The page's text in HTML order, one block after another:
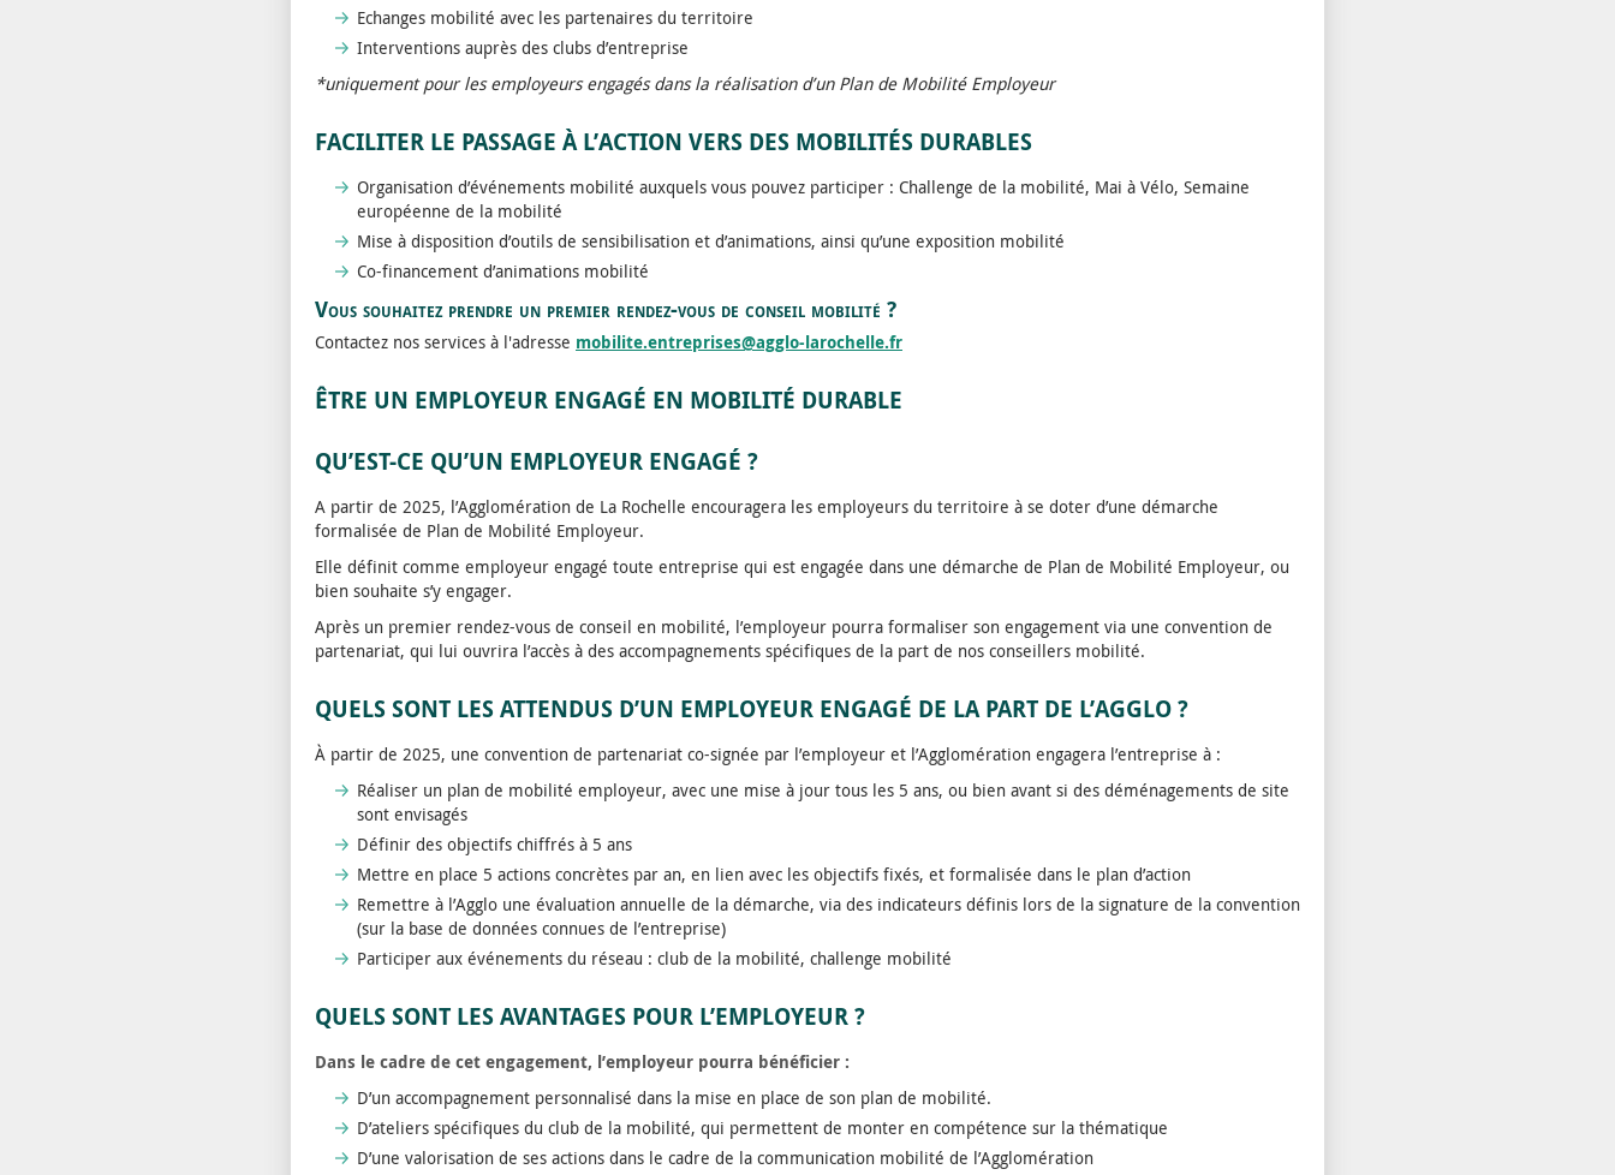
Echanges mobilité avec les partenaires du territoire
Interventions auprès des clubs d’entreprise
*uniquement pour les employeurs engagés dans la réalisation d’un Plan de Mobilité Employeur
FACILITER LE PASSAGE À L’ACTION VERS DES MOBILITÉS DURABLES
Organisation d’événements mobilité auxquels vous pouvez participer : Challenge de la mobilité, Mai à Vélo, Semaine
européenne de la mobilité
Mise à disposition d’outils de sensibilisation et d’animations, ainsi qu’une exposition mobilité
Co-financement d’animations mobilité
Vous souhaitez prendre un premier rendez-vous de conseil mobilité ?
Contactez nos services à l'adresse mobilite.entreprises@agglo-larochelle.fr
ÊTRE UN EMPLOYEUR ENGAGÉ EN MOBILITÉ DURABLE
QU’EST-CE QU’UN EMPLOYEUR ENGAGÉ ?
A partir de 2025, l’Agglomération de La Rochelle encouragera les employeurs du territoire à se doter d’une démarche
formalisée de Plan de Mobilité Employeur.
Elle définit comme employeur engagé toute entreprise qui est engagée dans une démarche de Plan de Mobilité Employeur, ou
bien souhaite s’y engager.
Après un premier rendez-vous de conseil en mobilité, l’employeur pourra formaliser son engagement via une convention de
partenariat, qui lui ouvrira l’accès à des accompagnements spécifiques de la part de nos conseillers mobilité.
QUELS SONT LES ATTENDUS D’UN EMPLOYEUR ENGAGÉ DE LA PART DE L’AGGLO ?
À partir de 2025, une convention de partenariat co-signée par l’employeur et l’Agglomération engagera l’entreprise à :
Réaliser un plan de mobilité employeur, avec une mise à jour tous les 5 ans, ou bien avant si des déménagements de site
sont envisagés
Définir des objectifs chiffrés à 5 ans
Mettre en place 5 actions concrètes par an, en lien avec les objectifs fixés, et formalisée dans le plan d’action
Remettre à l’Agglo une évaluation annuelle de la démarche, via des indicateurs définis lors de la signature de la convention
(sur la base de données connues de l’entreprise)
Participer aux événements du réseau : club de la mobilité, challenge mobilité
QUELS SONT LES AVANTAGES POUR L’EMPLOYEUR ?
Dans le cadre de cet engagement, l’employeur pourra bénéficier :
D’un accompagnement personnalisé dans la mise en place de son plan de mobilité.
D’ateliers spécifiques du club de la mobilité, qui permettent de monter en compétence sur la thématique
D’une valorisation de ses actions dans le cadre de la communication mobilité de l’Agglomération